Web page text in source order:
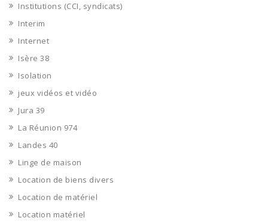
Institutions (CCI, syndicats)
Interim
Internet
Isère 38
Isolation
jeux vidéos et vidéo
Jura 39
La Réunion 974
Landes 40
Linge de maison
Location de biens divers
Location de matériel
Location matériel